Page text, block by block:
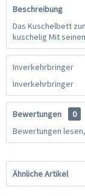
Beschreibung
Das Kuschelbett
kuschelig Mit
Inverkehrbringer
Inverkehrbringer
Bewertungen
0
Bewertungen
Ähnliche Artikel